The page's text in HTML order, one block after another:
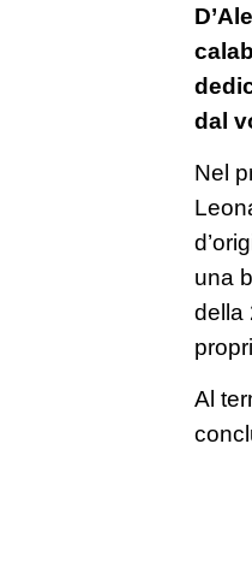
dal
Nel
una
della
Al